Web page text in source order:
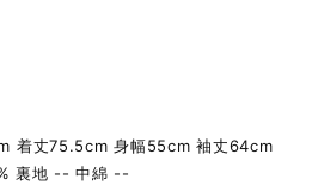
着丈75.5cm 身幅55cm 袖丈64cm
裏地 -- 中綿 --